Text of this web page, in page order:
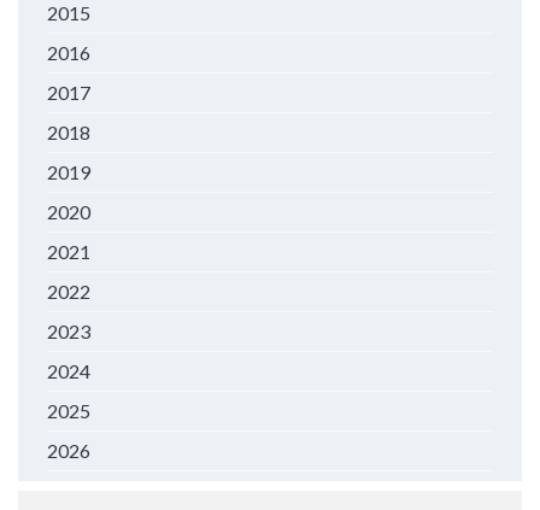
2015
2016
2017
2018
2019
2020
2021
2022
2023
2024
2025
2026